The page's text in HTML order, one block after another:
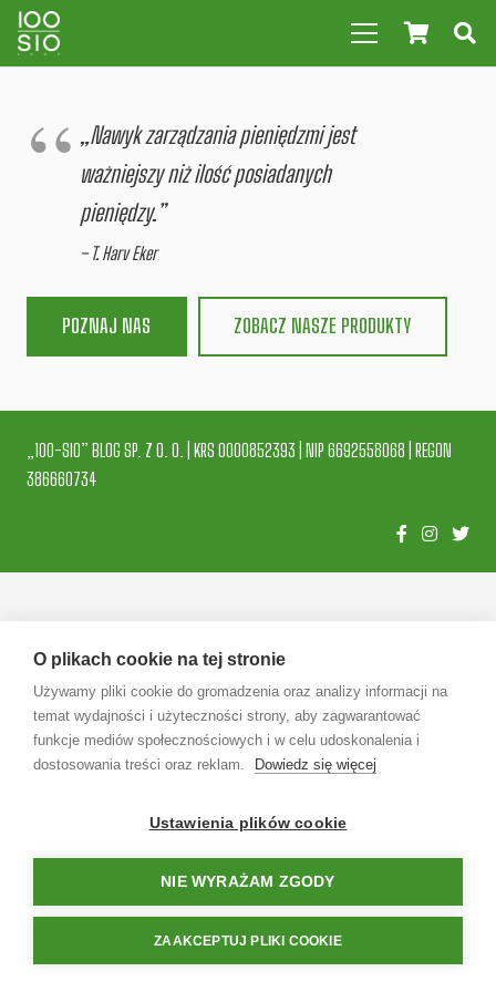
„Nawyk zarządzania pieniędzmi jest
ważniejszy niż ilość posiadanych
pieniędzy.”
– T. Harv Eker
POZNAJ NAS ZOBACZ NASZE PRODUKTY
„100-SIO” BLOG SP. Z O. O. | KRS 0000852393 | NIP 6692558068 | REGON
386660734
O plikach cookie na tej stronie
Używamy pliki cookie do gromadzenia oraz analizy informacji na
temat wydajności i użyteczności strony, aby zagwarantować
funkcje mediów społecznościowych i w celu udoskonalenia i
dostosowania treści oraz reklam.
Dowiedz się więcej
Ustawienia plików cookie
NIE WYRAŻAM ZGODY
ZAAKCEPTUJ PLIKI COOKIE